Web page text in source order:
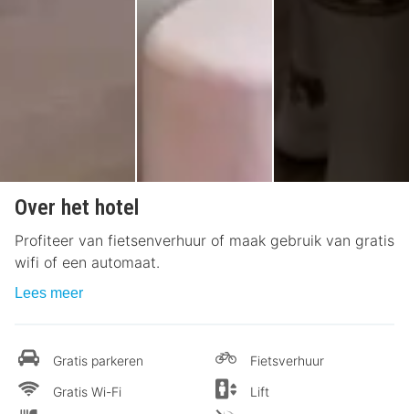
Over het hotel
Profiteer van fietsenverhuur of maak gebruik van gratis
wifi of een automaat.
Lees meer
Gratis parkeren
Gratis Wi-Fi
Fietsverhuur
Lift